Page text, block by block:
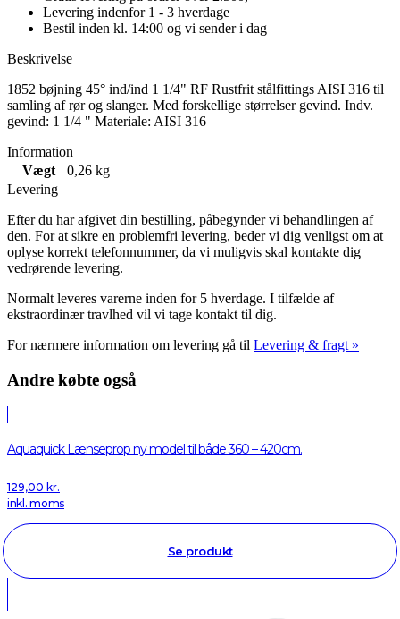
Levering indenfor 1 - 3 hverdage
Bestil inden kl. 14:00 og vi sender i dag
Beskrivelse
1852 bøjning 45° ind/ind 1 1/4" RF Rustfrit stålfittings AISI 316 til
samling af rør og slanger. Med forskellige størrelser gevind. Indv.
gevind: 1 1/4 " Materiale: AISI 316
Information
Vægt
0,26 kg
Levering
Efter du har afgivet din bestilling, påbegynder vi behandlingen af
den. For at sikre en problemfri levering, beder vi dig venligst om at
oplyse korrekt telefonnummer, da vi muligvis skal kontakte dig
vedrørende levering.
Normalt leveres varerne inden for 5 hverdage. I tilfælde af
ekstraordinær travlhed vil vi tage kontakt til dig.
For nærmere information om levering gå til Levering & fragt »
Andre købte også
Aquaquick Lænseprop ny model til både 360 – 420cm.
129,00 kr.
inkl. moms
Se produkt